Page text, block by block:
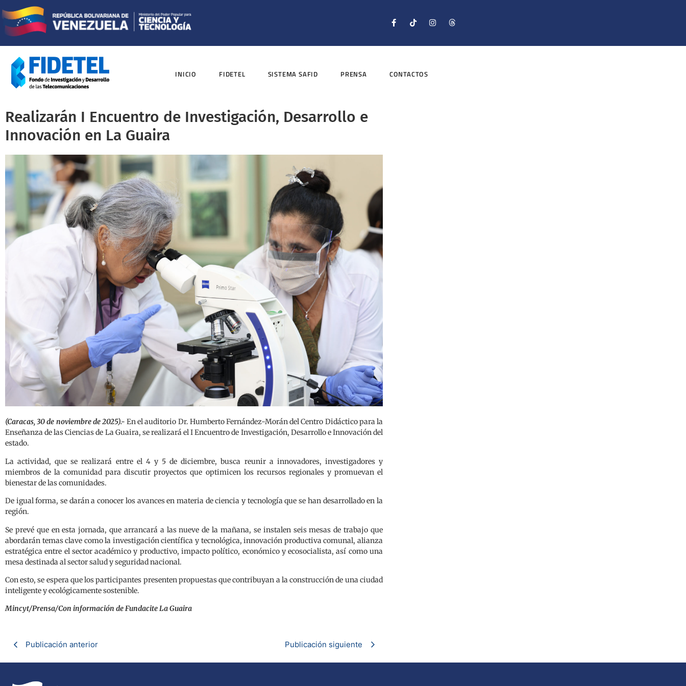
INICIO FIDETEL SISTEMA SAFID PRENSA CONTACTOS
Realizarán I Encuentro de Investigación, Desarrollo e
Innovación en La Guaira
(Caracas, 30 de noviembre de 2025).- En el auditorio Dr. Humberto Fernández-Morán del Centro Didáctico para la
Enseñanza de las Ciencias de La Guaira, se realizará el I Encuentro de Investigación, Desarrollo e Innovación del
estado.
La actividad, que se realizará entre el 4 y 5 de diciembre, busca reunir a innovadores, investigadores y
miembros de la comunidad para discutir proyectos que optimicen los recursos regionales y promuevan el
bienestar de las comunidades.
De igual forma, se darán a conocer los avances en materia de ciencia y tecnología que se han desarrollado en la
región.
Se prevé que en esta jornada, que arrancará a las nueve de la mañana, se instalen seis mesas de trabajo que
abordarán temas clave como la investigación científica y tecnológica, innovación productiva comunal, alianza
estratégica entre el sector académico y productivo, impacto político, económico y ecosocialista, así como una
mesa destinada al sector salud y seguridad nacional.
Con esto, se espera que los participantes presenten propuestas que contribuyan a la construcción de una ciudad
inteligente y ecológicamente sostenible.
Mincyt/Prensa/Con información de Fundacite La Guaira
Publicación anterior Publicación siguiente